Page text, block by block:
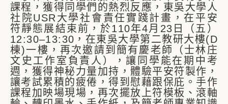
課程，獲得同學們的熱烈反應，東吳大學人
社院USR大學社會責任實踐計畫，在平安
符靜態展結束前，於110年4月23日（五）
12:30–13:30，在東吳大學第二教研大樓(D
棟)一樓，再次邀請到簡有慶老師（士林庄
文史工作室負責人），讓同學能在期中考
週，獲得神秘力量加持，體驗平安符製作，
讓考試累積的疲倦，得到慰藉跟保庇。手作
課程加映場現場，再次擺放上符模板、滾軸